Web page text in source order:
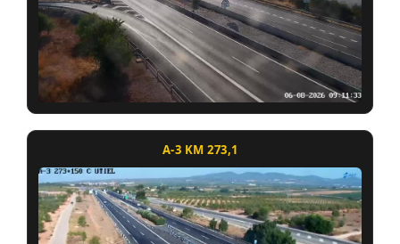
A-3 KM 273,1